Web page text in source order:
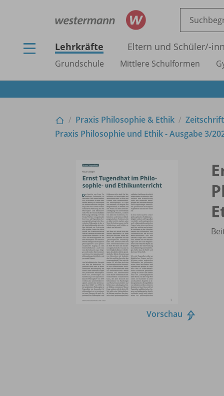
Lehrkräfte Eltern und Schüler/-
Grundschule Mittlere Schulformen
Praxis Philosophie & Ethik
Praxis Philosophie und Ethik - Ausgabe 3/
Vorschau